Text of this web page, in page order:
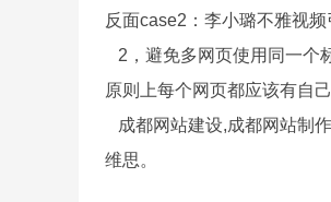
反面case2：李小璐不雅视
2，避免多网页使用同一个
原则上每个网页都应该有自
成都网站建设,成都网站制作
维思。